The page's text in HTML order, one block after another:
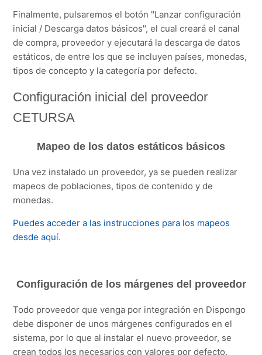
Finalmente, pulsaremos el botón "Lanzar configuración
inicial / Descarga datos básicos", el cual creará el canal
de compra, proveedor y ejecutará la descarga de datos
estáticos, de entre los que se incluyen países, monedas,
tipos de concepto y la categoría por defecto.
Configuración inicial del proveedor
CETURSA
Mapeo de los datos estáticos básicos
Una vez instalado un proveedor, ya se pueden realizar
mapeos de poblaciones, tipos de contenido y de
monedas.
Puedes acceder a las instrucciones para los mapeos
desde aquí.
Configuración de los márgenes del proveedor
Todo proveedor que venga por integración en Dispongo
debe disponer de unos márgenes configurados en el
sistema, por lo que al instalar el nuevo proveedor, se
crean todos los necesarios con valores por defecto.